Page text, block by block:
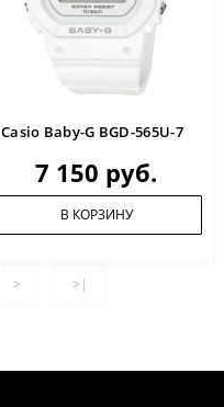
Casio Baby-G BGD-565U-7
7 150 руб.
В КОРЗИНУ
> >|